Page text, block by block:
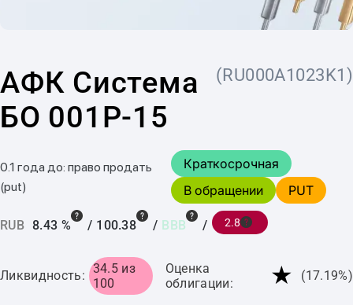
АФК Система
БО 001P-15
(RU000A1023K1)
0.1 года до: право продать
(put)
Краткосрочная
В обращении
PUT
RUB 8.43 % / 100.38 / BBB / 2.8
Ликвидность: 34.5 из
100
Оценка
облигации:
★ (17.19%)